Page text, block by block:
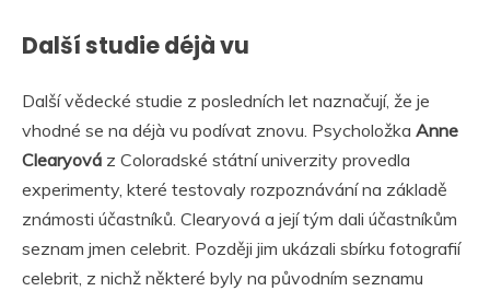
Další studie déjà vu
Další vědecké studie z posledních let naznačují, že je
vhodné se na déjà vu podívat znovu. Psycholožka Anne
Clearyová z Coloradské státní univerzity provedla
experimenty, které testovaly rozpoznávání na základě
známosti účastníků. Clearyová a její tým dali účastníkům
seznam jmen celebrit. Později jim ukázali sbírku fotografií
celebrit, z nichž některé byly na původním seznamu